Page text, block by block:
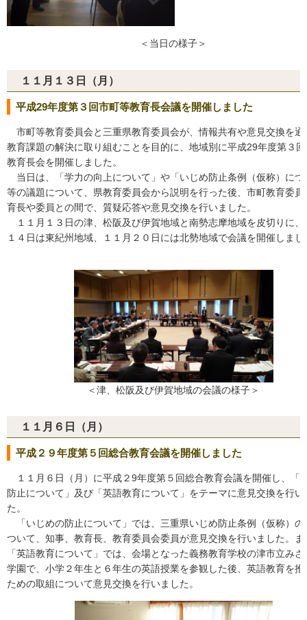
＜当日の様子＞
１１月１３日（月）
平成29年度第３回市町等教育長会議を開催しました
市町等教育委員会と三重県教育委員会が、情報共有や意見交換を通
教育課題の解決に取り組むことを目的に、地域別に平成29年度第３
教育長会を開催しました。
当日は、「学力の向上について」や「いじめ防止条例（仮称）につ
等の議題について、県教育委員会から説明を行った後、市町教育委員
育長や委員との間で、質疑応答や意見交換を行いました。
１１月１３日の津、松阪及び伊賀地域と南勢志摩地域を皮切りに、
１４日は東紀州地域、１１月２０日には北勢地域で会議を開催しまし
＜津、松阪及び伊賀地域の会議の様子＞
１１月６日（月）
平成２９年度第５回総合教育会議を開催しました
１１月６日（月）に平成２9年度第５回総合教育会議を開催し、「
防止について」及び「英語教育について」をテーマに意見交換を行い
た。
「いじめの防止について」では、三重県いじめ防止条例（仮称）の
ついて、知事、教育長、教育委員会委員が意見交換を行いました。ま
「英語教育について」では、会場となった義務教育学校の津市立みさ
学園で、小学２年生と６年生の英語授業を参観した後、英語教育を推
ための取組について意見交換を行いました。